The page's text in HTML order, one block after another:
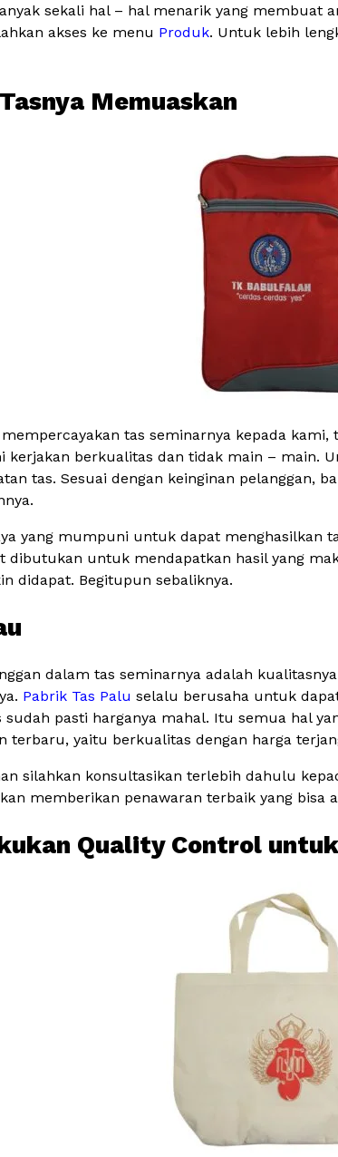
sekali hal – hal menarik yang
akses ke menu Produk. Untuk lebih
Memuaskan
tas seminarnya kepada
kerjakan berkualitas dan tidak main – main.
tas. Sesuai dengan keinginan pelanggan,
yang mumpuni untuk dapat menghasilkan
dibutukan untuk mendapatkan hasil yang
didapat. Begitupun sebaliknya.
dalam tas seminarnya adalah
Pabrik Tas Palu selalu berusaha untuk
pasti harganya mahal. Itu semua hal
terbaru, yaitu berkualitas dengan harga
silahkan konsultasikan terlebih dahulu
memberikan penawaran terbaik yang
Quality Control